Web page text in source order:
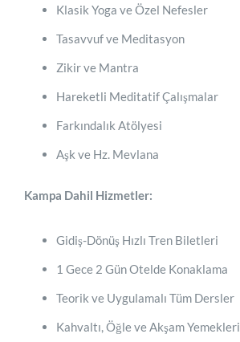
Klasik Yoga ve Özel Nefesler
Tasavvuf ve Meditasyon
Zikir ve Mantra
Hareketli Meditatif Çalışmalar
Farkındalık Atölyesi
Aşk ve Hz. Mevlana
Kampa Dahil Hizmetler:
Gidiş-Dönüş Hızlı Tren Biletleri
1 Gece 2 Gün Otelde Konaklama
Teorik ve Uygulamalı Tüm Dersler
Kahvaltı, Öğle ve Akşam Yemekleri